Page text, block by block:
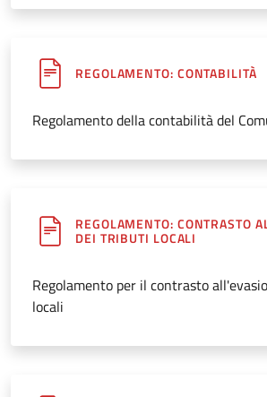
REGOLAMENTO: CONTABILITÀ
Regolamento della contabilità del
REGOLAMENTO: CONTRASTO
DEI TRIBUTI LOCALI
Regolamento per il contrasto
locali